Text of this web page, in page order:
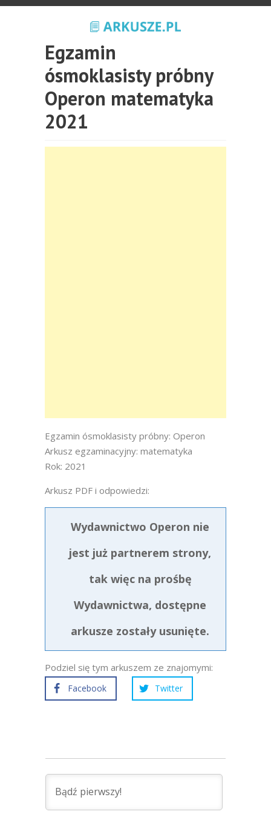
Egzamin
ósmoklasisty próbny
Operon matematyka
2021
Egzamin ósmoklasisty próbny: Operon
Arkusz egzaminacyjny: matematyka
Rok: 2021
Arkusz PDF i odpowiedzi:
Wydawnictwo Operon nie
jest już partnerem strony,
tak więc na prośbę
Wydawnictwa, dostępne
arkusze zostały usunięte.
Podziel się tym arkuszem ze znajomymi:
Facebook Twitter